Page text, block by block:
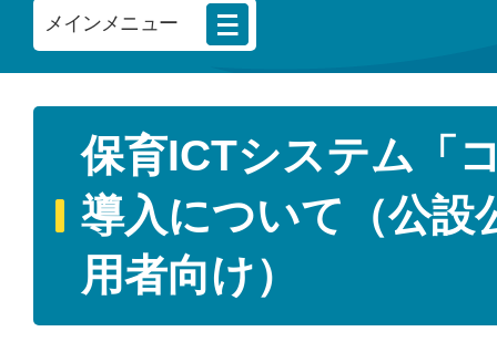
メインメニュー
保育ICTシステム「
導入について（公設
用者向け）